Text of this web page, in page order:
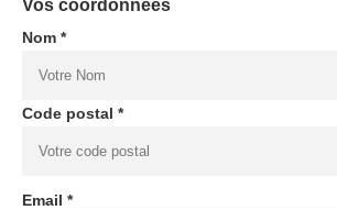
Vos coordonnées
Nom *
Code postal *
Email *